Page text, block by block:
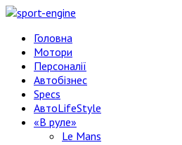
Головна
Мотори
Персоналії
Автобізнес
Specs
АвтоLifeStyle
«В руле»
Le Mans